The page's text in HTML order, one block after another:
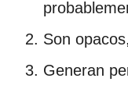
Son
Generan